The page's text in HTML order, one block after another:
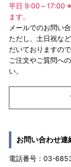
平日 9:00～17:00
ます。
メールでのお問い
ただし、土日祝な
だいておりますので
ご注文やご質問へ
い。
お問い合わせ連
電話番号：03-